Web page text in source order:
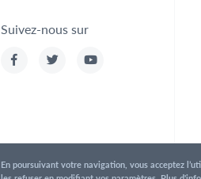
Suivez-nous sur
En poursuivant votre navigation, vous acceptez